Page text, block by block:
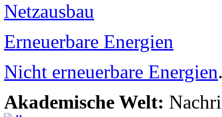
Netzausbau
Erneuerbare Energien
Nicht erneuerbare Energien
Akademische Welt: